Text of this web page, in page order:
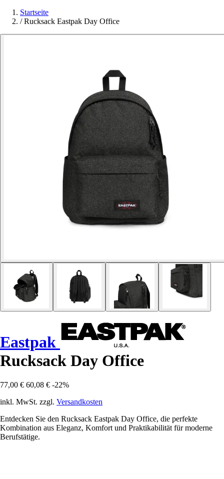
Startseite
/ Rucksack Eastpak Day Office
Eastpak
Rucksack Day Office
77,00 € 60,08 € -22%
inkl. MwSt. zzgl. Versandkosten
Entdecken Sie den Rucksack Eastpak Day Office, die perfekte
Kombination aus Eleganz, Komfort und Praktikabilität für moderne
Berufstätige.